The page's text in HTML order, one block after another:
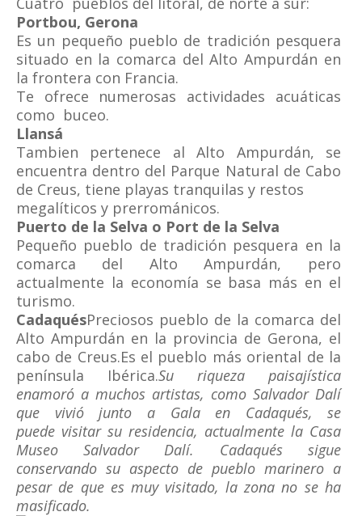
Portbou, Gerona
Es un pequeño pueblo de tradición pesquera
situado en la comarca del Alto Ampurdán en
la frontera con Francia.
Te ofrece numerosas actividades acuáticas
como buceo.
Llansá
Tambien pertenece al Alto Ampurdán, se
encuentra dentro del Parque Natural de Cabo
de Creus, tiene playas tranquilas y restos
megalíticos y prerrománicos.
Puerto de la Selva o Port de la Selva
Pequeño pueblo de tradición pesquera en la
comarca del Alto Ampurdán, pero
actualmente la economía se basa más en el
turismo.
CadaquésPreciosos pueblo de la comarca del
Alto Ampurdán en la provincia de Gerona, el
cabo de Creus.Es el pueblo más oriental de la
península Ibérica.Su riqueza paisajística
enamoró a muchos artistas, como Salvador Dalí
que vivió junto a Gala en Cadaqués, se
puede visitar su residencia, actualmente la Casa
Museo Salvador Dalí. Cadaqués sigue
conservando su aspecto de pueblo marinero a
pesar de que es muy visitado, la zona no se ha
masificado.